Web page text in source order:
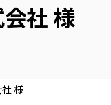
社 様
社 様